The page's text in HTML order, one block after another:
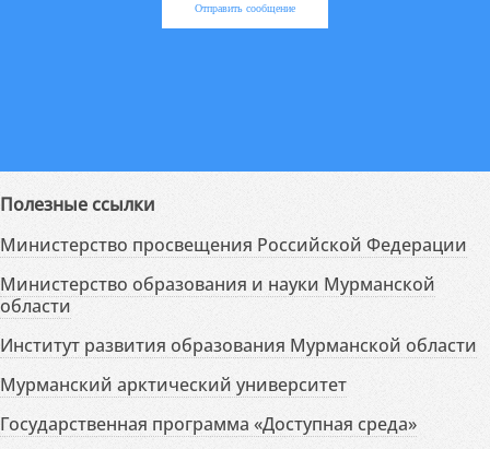
Отправить сообщение
Полезные ссылки
Министерство просвещения Российской Федерации
Министерство образования и науки Мурманской
области
Институт развития образования Мурманской области
Мурманский арктический университет
Государственная программа «Доступная среда»